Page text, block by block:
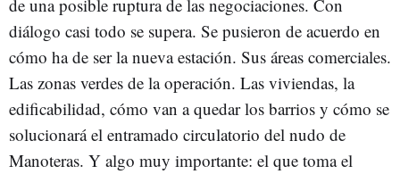
de una posible ruptura de las negociaciones. Con
diálogo casi todo se supera. Se pusieron de acuerdo en
cómo ha de ser la nueva estación. Sus áreas comerciales.
Las zonas verdes de la operación. Las viviendas, la
edificabilidad, cómo van a quedar los barrios y cómo se
solucionará el entramado circulatorio del nudo de
Manoteras. Y algo muy importante: el que toma el